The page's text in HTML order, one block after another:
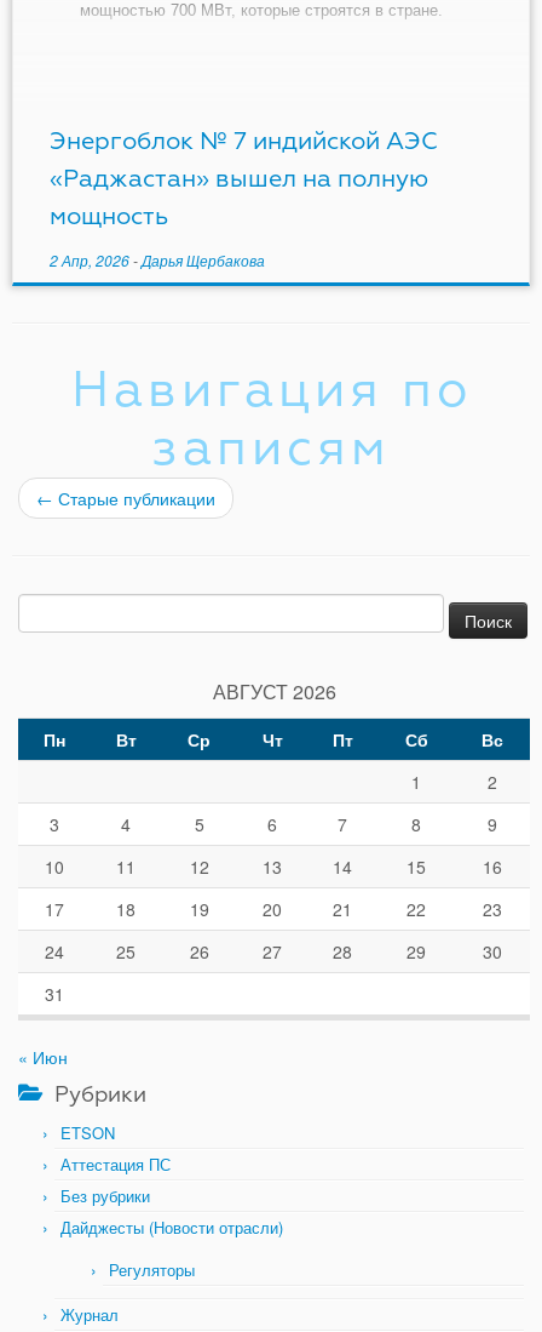
мощностью 700 МВт, которые строятся в стране.
Энергоблок № 7 индийской АЭС
«Раджастан» вышел на полную
мощность
2 Апр, 2026-Дарья Щербакова
Навигация по
записям
← Старые публикации
АВГУСТ 2026
Пн Вт Ср Чт Пт Сб
Вс
1
2
3
4 5 6 7 8
9
10
11 12 13 14 15
16
17
18 19 20 21 22
23
24
25 26 27 28 29
30
31
« Июн
Рубрики
ETSON
Аттестация ПС
Без рубрики
Дайджесты (Новости отрасли)
Регуляторы
Журнал